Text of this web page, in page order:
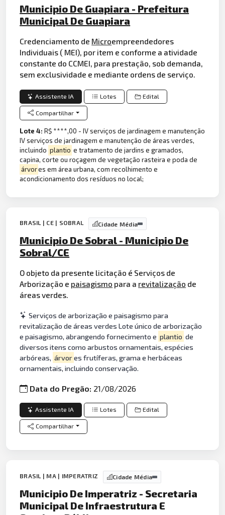
Municipio De Guapiara - Prefeitura
Municipal De Guapiara
Credenciamento de Microempreendedores
Individuais ( MEI), por item e conforme a atividade
constante do CCMEI, para prestação, sob demanda,
sem exclusividade e mediante ordens de serviço.
Assistente IA Lotes Edital
Compartilhar
Lote 4:R$ ****,00 - IV serviços de jardinagem e manutenção
IV serviços de jardinagem e manutenção de áreas verdes,
incluindo plantio e tratamento de jardins e gramados,
capina, corte ou roçagem de vegetação rasteira e poda de
árvores em área urbana, com recolhimento e
acondicionamento dos resíduos no local;
BRASIL | CE | SOBRAL Cidade Média
Municipio De Sobral - Municipio De
Sobral/CE
O objeto da presente licitação é Serviços de
Arborização e paisagismo para a revitalização de
áreas verdes.
Serviços de arborização e paisagismo para
revitalização de áreas verdes Lote único de arborização
e paisagismo, abrangendo fornecimento e plantio de
diversos itens como arbustos ornamentais, espécies
arbóreas, árvores frutíferas, grama e herbáceas
ornamentais, incluindo conservação.
Data do Pregão: 21/08/2026
Assistente IA Lotes Edital
Compartilhar
BRASIL | MA | IMPERATRIZ Cidade Média
Municipio De Imperatriz - Secretaria
Municipal De Infraestrutura E